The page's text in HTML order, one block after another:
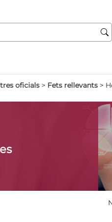
oficials > Fets rellevants >